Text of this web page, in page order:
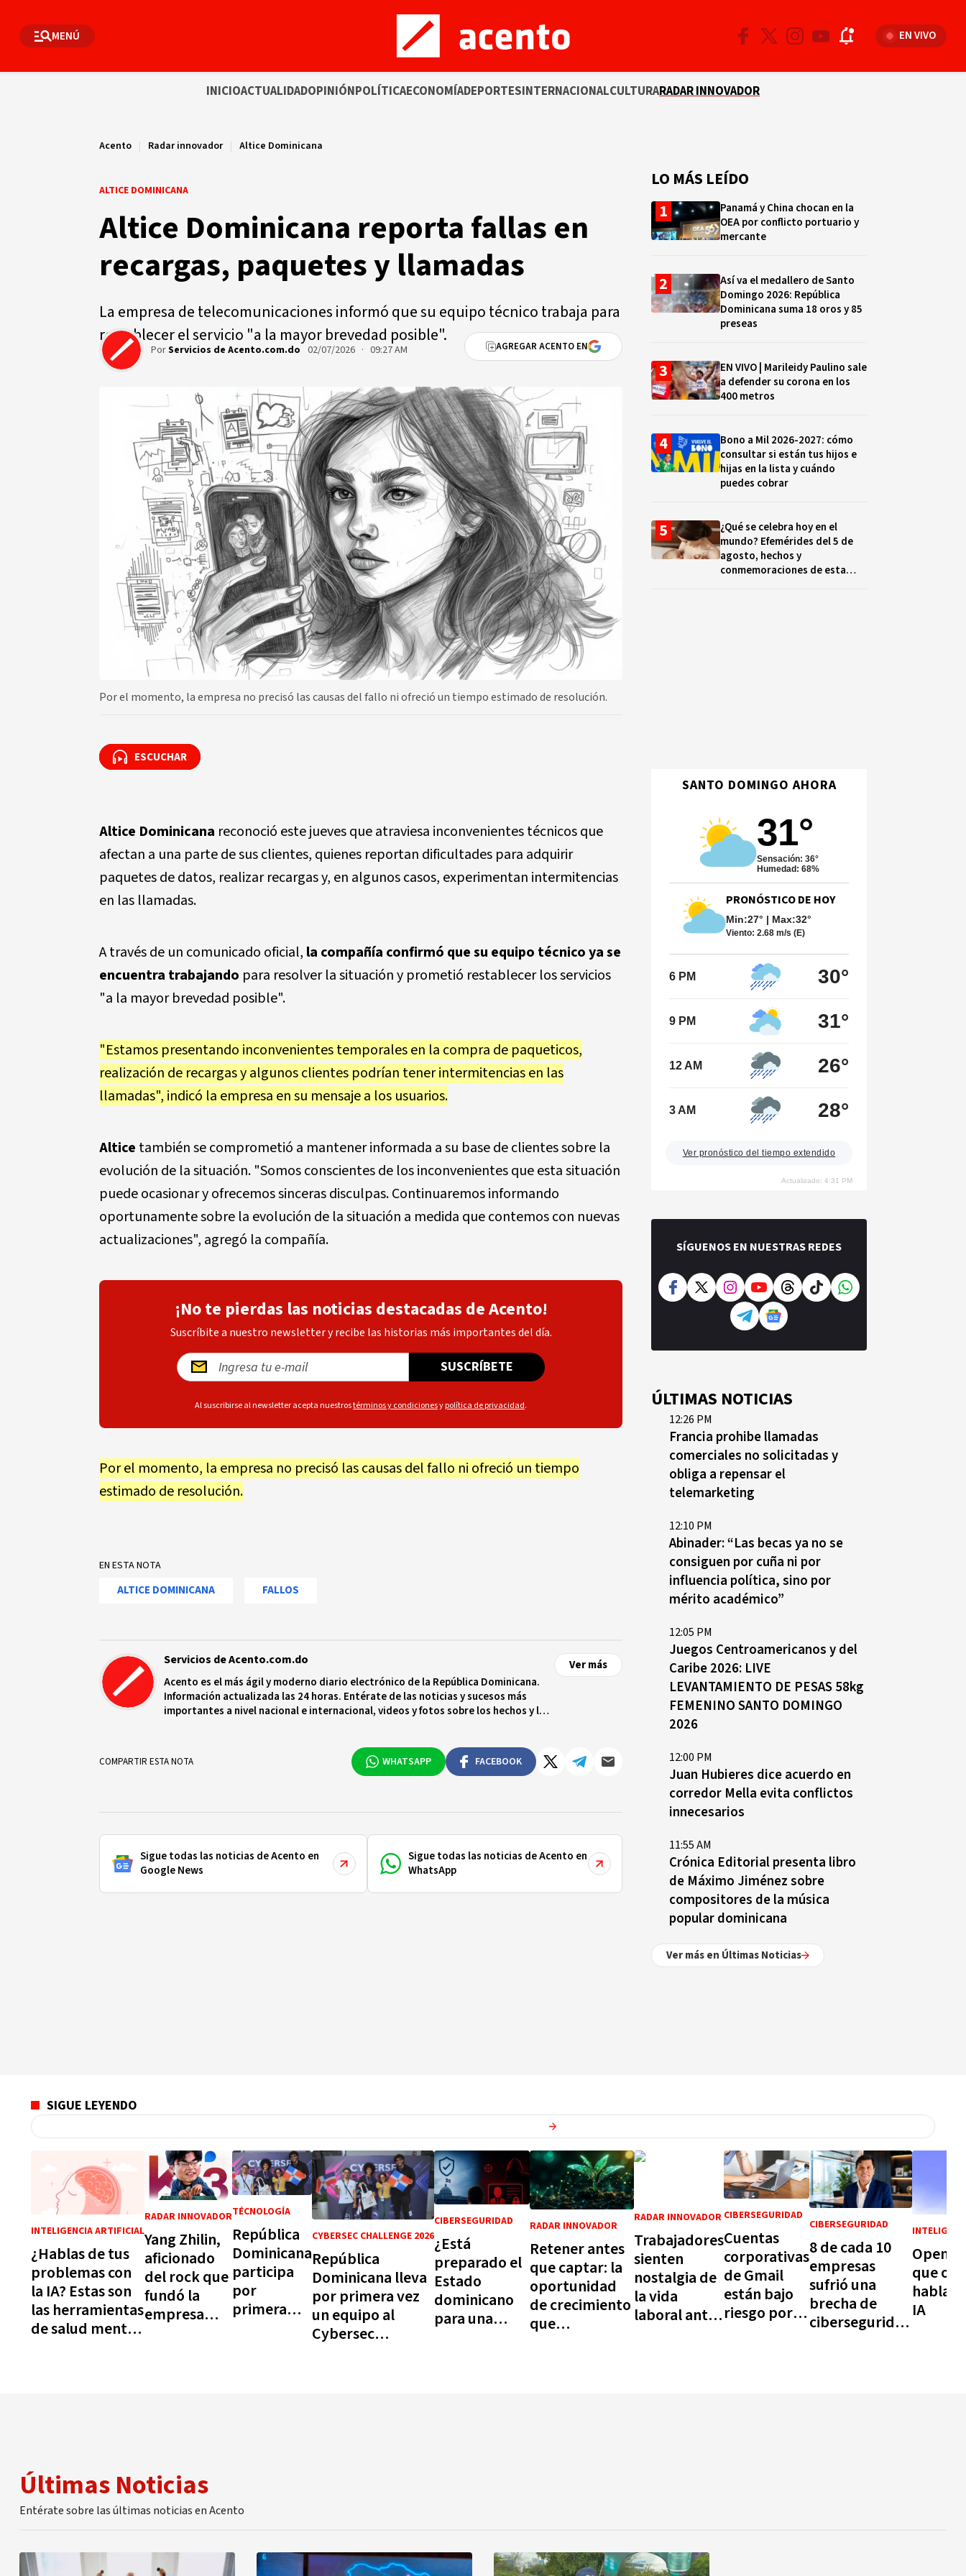
MENÚ EN VIVO
INICIOACTUALIDADOPINIÓNPOLÍTICAECONOMÍADEPORTESINTERNACIONALCULTURARADAR INNOVADOR
Acento | Radar innovador | Altice Dominicana
ALTICE DOMINICANA
Altice Dominicana reporta fallas en
recargas, paquetes y llamadas
La empresa de telecomunicaciones informó que su equipo técnico trabaja para
restablecer el servicio "a la mayor brevedad posible".
PorServicios de Acento.com.do 02/07/2026 · 09:27 AM AGREGAR ACENTO EN
Por el momento, la empresa no precisó las causas del fallo ni ofreció un tiempo estimado de resolución.
ESCUCHAR
ESCUCHAR
Altice Dominicana reconoció este jueves que atraviesa inconvenientes técnicos que
afectan a una parte de sus clientes, quienes reportan dificultades para adquirir
paquetes de datos, realizar recargas y, en algunos casos, experimentan intermitencias
en las llamadas.
A través de un comunicado oficial, la compañía confirmó que su equipo técnico ya se
encuentra trabajando para resolver la situación y prometió restablecer los servicios
"a la mayor brevedad posible".
"Estamos presentando inconvenientes temporales en la compra de paqueticos,
realización de recargas y algunos clientes podrían tener intermitencias en las
llamadas", indicó la empresa en su mensaje a los usuarios.
Altice también se comprometió a mantener informada a su base de clientes sobre la
evolución de la situación. "Somos conscientes de los inconvenientes que esta situación
puede ocasionar y ofrecemos sinceras disculpas. Continuaremos informando
oportunamente sobre la evolución de la situación a medida que contemos con nuevas
actualizaciones", agregó la compañía.
¡No te pierdas las noticias destacadas de Acento!
Suscríbite a nuestro newsletter y recibe las historias más importantes del día.
SUSCRÍBETE
Al suscribirse al newsletter acepta nuestrostérminos y condicionesypolítica de privacidad.
Por el momento, la empresa no precisó las causas del fallo ni ofreció un tiempo
estimado de resolución.
EN ESTA NOTA
ALTICE DOMINICANA FALLOS
Servicios de Acento.com.do
Acento es el más ágil y moderno diario electrónico de la República Dominicana.
Información actualizada las 24 horas. Entérate de las noticias y sucesos más
importantes a nivel nacional e internacional, videos y fotos sobre los hechos y los
Ver más
COMPARTIR ESTA NOTA WHATSAPP FACEBOOK
Sigue todas las noticias de Acento en
Google News
Sigue todas las noticias de Acento en
WhatsApp
LO MÁS LEÍDO
Panamá y China chocan en la
OEA por conflicto portuario y
mercante
Así va el medallero de Santo
Domingo 2026: República
Dominicana suma 18 oros y 85
preseas
EN VIVO | Marileidy Paulino sale
a defender su corona en los
400 metros
Bono a Mil 2026-2027: cómo
consultar si están tus hijos e
hijas en la lista y cuándo
puedes cobrar
¿Qué se celebra hoy en el
mundo? Efemérides del 5 de
agosto, hechos y
conmemoraciones de esta
SANTO DOMINGO AHORA
31°
Sensación: 36°
Humedad: 68%
PRONÓSTICO DE HOY
Min:27° | Max:32°
Viento: 2.68 m/s (E)
6 PM 30°
9 PM 31°
12 AM 26°
3 AM 28°
Ver pronóstico del tiempo extendido
Actualizado: 4:31 PM
SÍGUENOS EN NUESTRAS REDES
ÚLTIMAS NOTICIAS
12:26 PM
Francia prohibe llamadas
comerciales no solicitadas y
obliga a repensar el
telemarketing
12:10 PM
Abinader: “Las becas ya no se
consiguen por cuña ni por
influencia política, sino por
mérito académico”
12:05 PM
Juegos Centroamericanos y del
Caribe 2026: LIVE
LEVANTAMIENTO DE PESAS 58kg
FEMENINO SANTO DOMINGO
2026
12:00 PM
Juan Hubieres dice acuerdo en
corredor Mella evita conflictos
innecesarios
11:55 AM
Crónica Editorial presenta libro
de Máximo Jiménez sobre
compositores de la música
popular dominicana
Ver más en Últimas Noticias
SIGUE LEYENDO
INTELIGENCIA ARTIFICIAL
¿Hablas de tus
problemas con
la IA? Estas son
las herramientas
de salud mental
RADAR INNOVADOR
Yang Zhilin,
aficionado
del rock que
fundó la
empresa
TÉCNOLOGÍA
República
Dominicana
participa
por
primera
CYBERSEC CHALLENGE 2026
República
Dominicana lleva
por primera vez
un equipo al
Cybersec
CIBERSEGURIDAD
¿Está
preparado el
Estado
dominicano
para una
RADAR INNOVADOR
Retener antes
que captar: la
oportunidad
de crecimiento
que
RADAR INNOVADOR
Trabajadores
sienten
nostalgia de
la vida
laboral antes
CIBERSEGURIDAD
Cuentas
corporativas
de Gmail
están bajo
riesgo por
CIBERSEGURIDAD
8 de cada 10
empresas
sufrió una
brecha de
ciberseguridad
que
hablas
IA